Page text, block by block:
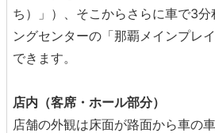
ち）」）、そこからさらに車で3
ングセンターの「那覇メインプレ
できます。
店内（客席・ホール部分）
店舗の外観は床面が路面から車の